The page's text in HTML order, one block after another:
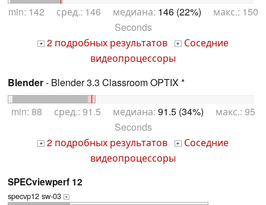
min: 142 сред.: 146 медиана: 146 (22%) макс.: 150
Seconds
+ 2 подробных результатов + Соседние
видеопроцессоры
Blender- Blender 3.3 Classroom OPTIX *
min: 88 сред.: 91.5 медиана: 91.5 (34%) макс.: 95
Seconds
+ 2 подробных результатов + Соседние
видеопроцессоры
SPECviewperf 12
specvp12 sw-03 +